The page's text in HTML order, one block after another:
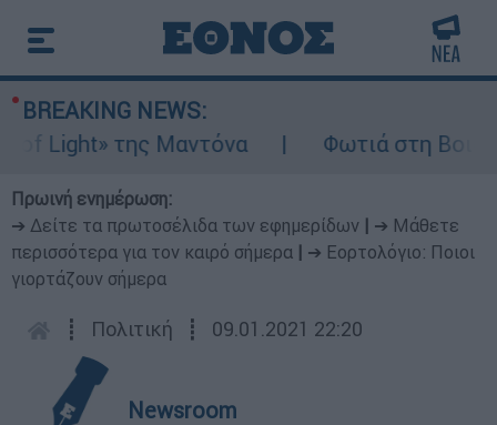
BREAKING NEWS:
της Μαντόνα
Φωτιά στη Βοιωτία:
Πρωινή ενημέρωση:
➔ Δείτε τα πρωτοσέλιδα των εφημερίδων
➔ Μάθετε
περισσότερα για τον καιρό σήμερα
➔ Εορτολόγιο: Ποιοι
γιορτάζουν σήμερα
┋ Πολιτική ┋ 09.01.2021 22:20
Newsroom